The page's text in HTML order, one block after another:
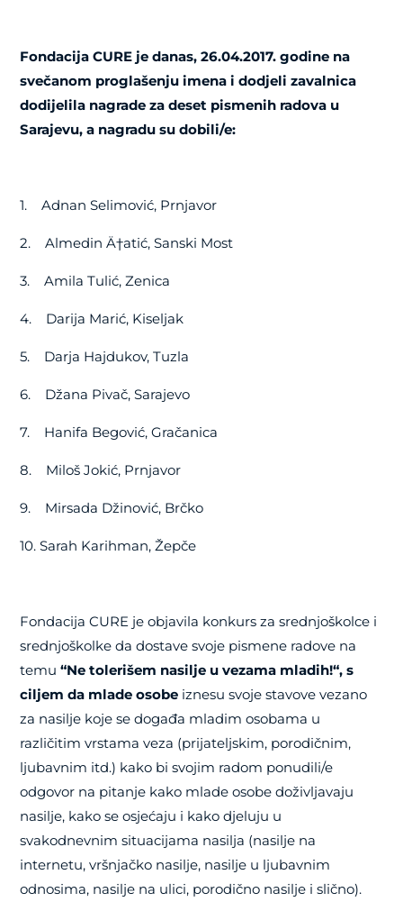
Fondacija CURE je danas, 26.04.2017. godine na
svečanom proglašenju imena i dodjeli zavalnica
dodijelila nagrade za deset pismenih radova u
Sarajevu, a nagradu su dobili/e:
1. Adnan Selimović, Prnjavor
2. Almedin Ä†atić, Sanski Most
3. Amila Tulić, Zenica
4. Darija Marić, Kiseljak
5. Darja Hajdukov, Tuzla
6. Džana Pivač, Sarajevo
7. Hanifa Begović, Gračanica
8. Miloš Jokić, Prnjavor
9. Mirsada Džinović, Brčko
10. Sarah Karihman, Žepče
Fondacija CURE je objavila konkurs za srednjoškolce i
srednjoškolke da dostave svoje pismene radove na
temu “Ne tolerišem nasilje u vezama mladih!“, s
ciljem da mlade osobe iznesu svoje stavove vezano
za nasilje koje se događa mladim osobama u
različitim vrstama veza (prijateljskim, porodičnim,
ljubavnim itd.) kako bi svojim radom ponudili/e
odgovor na pitanje kako mlade osobe doživljavaju
nasilje, kako se osjećaju i kako djeluju u
svakodnevnim situacijama nasilja (nasilje na
internetu, vršnjačko nasilje, nasilje u ljubavnim
odnosima, nasilje na ulici, porodično nasilje i slično).